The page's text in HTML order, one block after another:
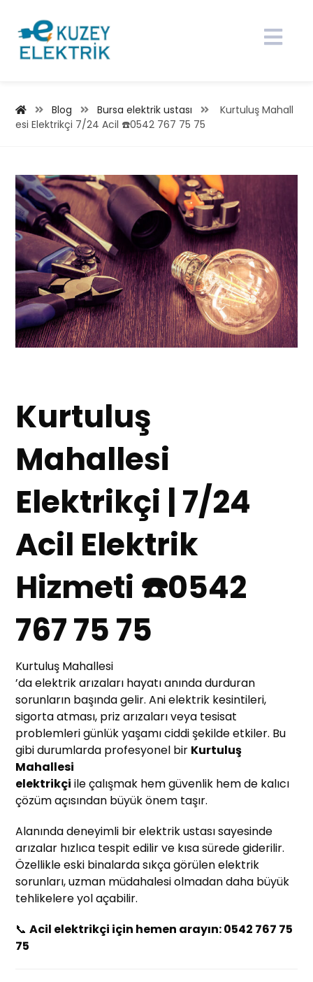
Blog Bursa elektrik ustası
Kurtuluş Mahall
esi Elektrikçi 7/24 Acil ☎️0542 767 75 75
Kurtuluş
Mahallesi
Elektrikçi | 7/24
Acil Elektrik
Hizmeti ☎️0542
767 75 75
Kurtuluş Mahallesi
’da elektrik arızaları hayatı anında durduran
sorunların başında gelir. Ani elektrik kesintileri,
sigorta atması, priz arızaları veya tesisat
problemleri günlük yaşamı ciddi şekilde etkiler. Bu
gibi durumlarda profesyonel bir Kurtuluş
Mahallesi
elektrikçi ile çalışmak hem güvenlik hem de kalıcı
çözüm açısından büyük önem taşır.
Alanında deneyimli bir elektrik ustası sayesinde
arızalar hızlıca tespit edilir ve kısa sürede giderilir.
Özellikle eski binalarda sıkça görülen elektrik
sorunları, uzman müdahalesi olmadan daha büyük
tehlikelere yol açabilir.
📞Acil elektrikçi için hemen arayın: 0542 767 75
75